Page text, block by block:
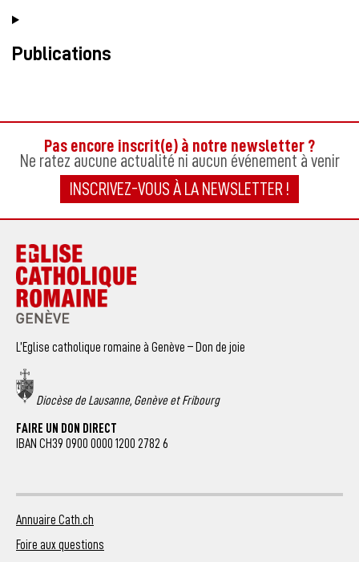
Publications
Pas encore inscrit(e) à notre newsletter ?
Ne ratez aucune actualité ni aucun événement à venir
INSCRIVEZ-VOUS À LA NEWSLETTER !
L’Eglise catholique romaine à Genève – Don de joie
Diocèse de Lausanne, Genève et Fribourg
FAIRE UN DON DIRECT
IBAN CH39 0900 0000 1200 2782 6
Annuaire Cath.ch
Foire aux questions